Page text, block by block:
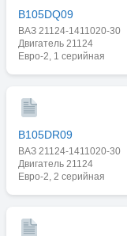
B105DQ09
ВАЗ 21124-1411020-30
Двигатель 21124
Евро-2, 1 серийная
B105DR09
ВАЗ 21124-1411020-30
Двигатель 21124
Евро-2, 2 серийная